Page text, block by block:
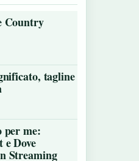
Country
tagline
per me:
e Dove
Streaming